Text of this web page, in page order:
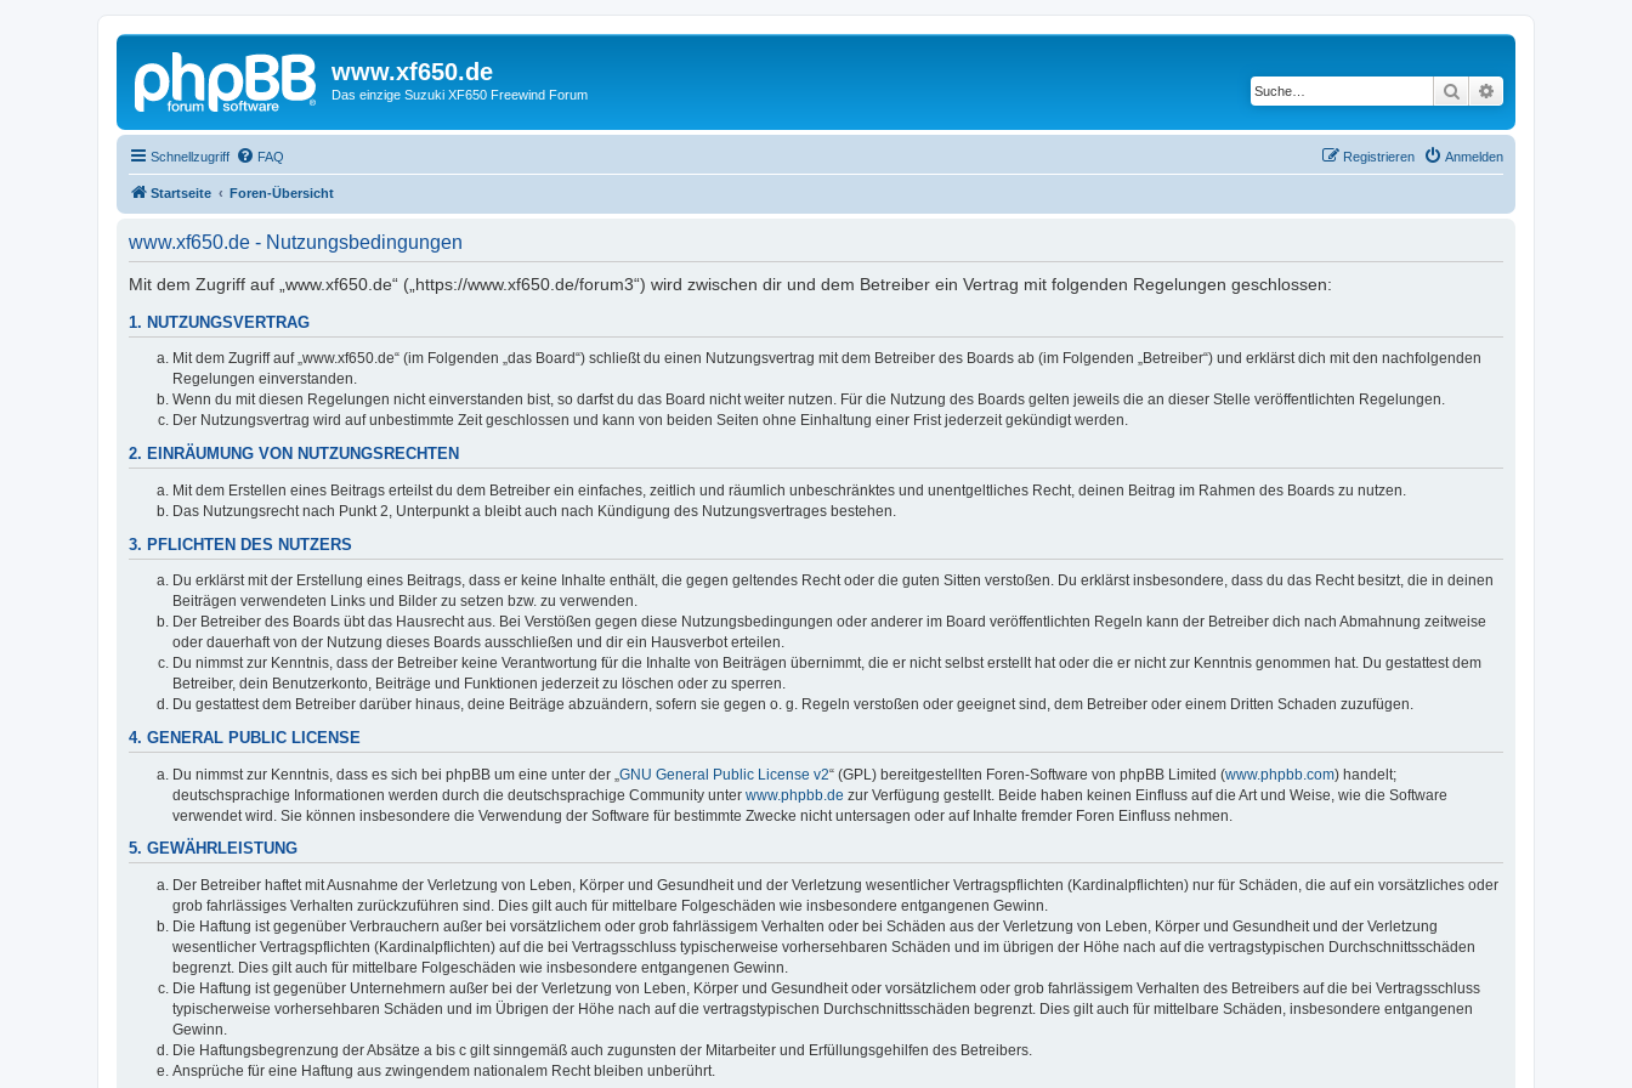
www.xf650.de
Das einzige Suzuki XF650 Freewind Forum Suche
Schnellzugriff FAQ Anmelden
Registrieren
Startseite Foren-Übersicht
www.xf650.de - Nutzungsbedingungen
Mit dem Zugriff auf „www.xf650.de“ („https://www.xf650.de/forum3“) wird zwischen dir und dem Betreiber ein Vertrag mit folgenden Regelungen geschlossen:
1. NUTZUNGSVERTRAG
Mit dem Zugriff auf „www.xf650.de“ (im Folgenden „das Board“) schließt du einen Nutzungsvertrag mit dem Betreiber des Boards ab (im Folgenden „Betreiber“) und erklärst dich mit den nachfolgenden
Regelungen einverstanden.
Wenn du mit diesen Regelungen nicht einverstanden bist, so darfst du das Board nicht weiter nutzen. Für die Nutzung des Boards gelten jeweils die an dieser Stelle veröffentlichten Regelungen.
Der Nutzungsvertrag wird auf unbestimmte Zeit geschlossen und kann von beiden Seiten ohne Einhaltung einer Frist jederzeit gekündigt werden.
2. EINRÄUMUNG VON NUTZUNGSRECHTEN
Mit dem Erstellen eines Beitrags erteilst du dem Betreiber ein einfaches, zeitlich und räumlich unbeschränktes und unentgeltliches Recht, deinen Beitrag im Rahmen des Boards zu nutzen.
Das Nutzungsrecht nach Punkt 2, Unterpunkt a bleibt auch nach Kündigung des Nutzungsvertrages bestehen.
3. PFLICHTEN DES NUTZERS
Du erklärst mit der Erstellung eines Beitrags, dass er keine Inhalte enthält, die gegen geltendes Recht oder die guten Sitten verstoßen. Du erklärst insbesondere, dass du das Recht besitzt, die in deinen
Beiträgen verwendeten Links und Bilder zu setzen bzw. zu verwenden.
Der Betreiber des Boards übt das Hausrecht aus. Bei Verstößen gegen diese Nutzungsbedingungen oder anderer im Board veröffentlichten Regeln kann der Betreiber dich nach Abmahnung zeitweise
oder dauerhaft von der Nutzung dieses Boards ausschließen und dir ein Hausverbot erteilen.
Du nimmst zur Kenntnis, dass der Betreiber keine Verantwortung für die Inhalte von Beiträgen übernimmt, die er nicht selbst erstellt hat oder die er nicht zur Kenntnis genommen hat. Du gestattest dem
Betreiber, dein Benutzerkonto, Beiträge und Funktionen jederzeit zu löschen oder zu sperren.
Du gestattest dem Betreiber darüber hinaus, deine Beiträge abzuändern, sofern sie gegen o. g. Regeln verstoßen oder geeignet sind, dem Betreiber oder einem Dritten Schaden zuzufügen.
4. GENERAL PUBLIC LICENSE
Du nimmst zur Kenntnis, dass es sich bei phpBB um eine unter der „ GNU General Public License v2“ (GPL) bereitgestellten Foren-Software von phpBB Limited (www.phpbb.com) handelt;
deutschsprachige Informationen werden durch die deutschsprachige Community unter www.phpbb.de zur Verfügung gestellt. Beide haben keinen Einfluss auf die Art und Weise, wie die Software
verwendet wird. Sie können insbesondere die Verwendung der Software für bestimmte Zwecke nicht untersagen oder auf Inhalte fremder Foren Einfluss nehmen.
5. GEWÄHRLEISTUNG
Der Betreiber haftet mit Ausnahme der Verletzung von Leben, Körper und Gesundheit und der Verletzung wesentlicher Vertragspflichten (Kardinalpflichten) nur für Schäden, die auf ein vorsätzliches oder
grob fahrlässiges Verhalten zurückzuführen sind. Dies gilt auch für mittelbare Folgeschäden wie insbesondere entgangenen Gewinn.
Die Haftung ist gegenüber Verbrauchern außer bei vorsätzlichem oder grob fahrlässigem Verhalten oder bei Schäden aus der Verletzung von Leben, Körper und Gesundheit und der Verletzung
wesentlicher Vertragspflichten (Kardinalpflichten) auf die bei Vertragsschluss typischerweise vorhersehbaren Schäden und im übrigen der Höhe nach auf die vertragstypischen Durchschnittsschäden
begrenzt. Dies gilt auch für mittelbare Folgeschäden wie insbesondere entgangenen Gewinn.
Die Haftung ist gegenüber Unternehmern außer bei der Verletzung von Leben, Körper und Gesundheit oder vorsätzlichem oder grob fahrlässigem Verhalten des Betreibers auf die bei Vertragsschluss
typischerweise vorhersehbaren Schäden und im Übrigen der Höhe nach auf die vertragstypischen Durchschnittsschäden begrenzt. Dies gilt auch für mittelbare Schäden, insbesondere entgangenen
Gewinn.
Die Haftungsbegrenzung der Absätze a bis c gilt sinngemäß auch zugunsten der Mitarbeiter und Erfüllungsgehilfen des Betreibers.
Ansprüche für eine Haftung aus zwingendem nationalem Recht bleiben unberührt.